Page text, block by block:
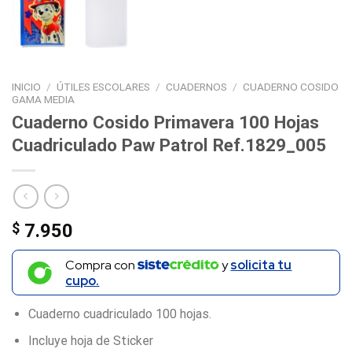
INICIO / ÚTILES ESCOLARES / CUADERNOS / CUADERNO COSIDO
GAMA MEDIA
Cuaderno Cosido Primavera 100 Hojas
Cuadriculado Paw Patrol Ref.1829_005
$ 7.950
Compra con ysolicita tu
cupo.
Cuaderno cuadriculado 100 hojas.
Incluye hoja de Sticker